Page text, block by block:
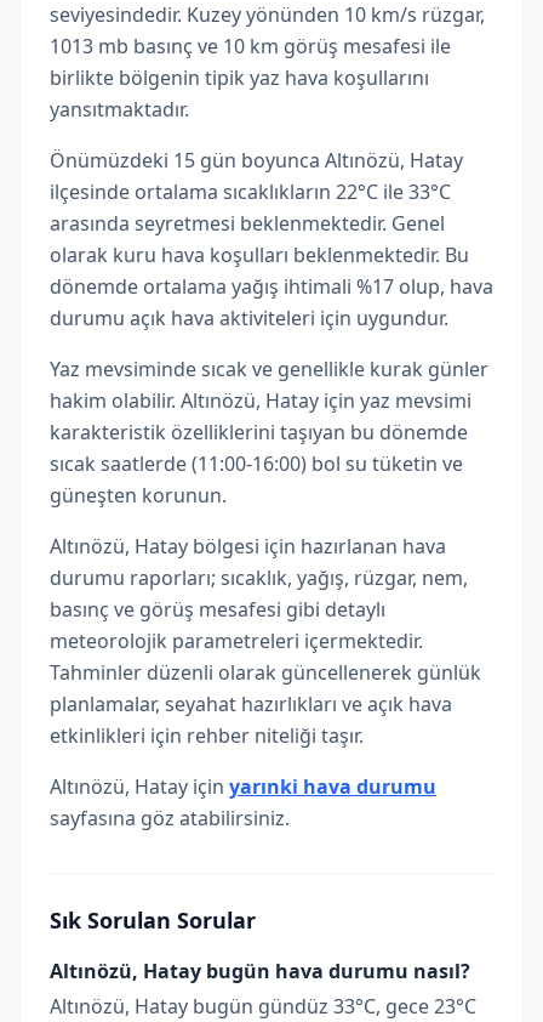
seviyesindedir. Kuzey yönünden 10 km/s rüzgar,
1013 mb basınç ve 10 km görüş mesafesi ile
birlikte bölgenin tipik yaz hava koşullarını
yansıtmaktadır.
Önümüzdeki 15 gün boyunca Altınözü, Hatay
ilçesinde ortalama sıcaklıkların 22°C ile 33°C
arasında seyretmesi beklenmektedir. Genel
olarak kuru hava koşulları beklenmektedir. Bu
dönemde ortalama yağış ihtimali %17 olup, hava
durumu açık hava aktiviteleri için uygundur.
Yaz mevsiminde sıcak ve genellikle kurak günler
hakim olabilir. Altınözü, Hatay için yaz mevsimi
karakteristik özelliklerini taşıyan bu dönemde
sıcak saatlerde (11:00-16:00) bol su tüketin ve
güneşten korunun.
Altınözü, Hatay bölgesi için hazırlanan hava
durumu raporları; sıcaklık, yağış, rüzgar, nem,
basınç ve görüş mesafesi gibi detaylı
meteorolojik parametreleri içermektedir.
Tahminler düzenli olarak güncellenerek günlük
planlamalar, seyahat hazırlıkları ve açık hava
etkinlikleri için rehber niteliği taşır.
Altınözü, Hatay için yarınki hava durumu
sayfasına göz atabilirsiniz.
Sık Sorulan Sorular
Altınözü, Hatay bugün hava durumu nasıl?
Altınözü, Hatay bugün gündüz 33°C, gece 23°C